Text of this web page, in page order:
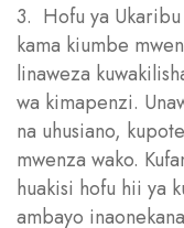
3. Hofu ya Ukaribu
kama kiumbe
linaweza
wa kimapenzi.
na uhusiano,
mwenza wako.
huakisi hofu hii ya
ambayo